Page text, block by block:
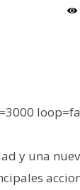
y una